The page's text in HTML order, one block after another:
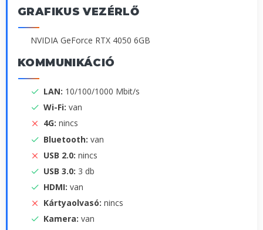
GRAFIKUS VEZÉRLŐ
NVIDIA GeForce RTX 4050 6GB
KOMMUNIKÁCIÓ
LAN: 10/100/1000 Mbit/s
Wi-Fi: van
4G: nincs
Bluetooth: van
USB 2.0: nincs
USB 3.0: 3 db
HDMI: van
Kártyaolvasó: nincs
Kamera: van